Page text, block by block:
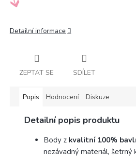
Detailní informace
ZEPTAT SE SDÍLET
Popis Hodnocení Diskuze
Detailní popis produktu
Body z kvalitní 100%
nezávadný materiál, šetrný